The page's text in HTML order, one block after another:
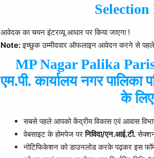
Selection
आवेदक का चयन इंटरव्यू आधार पर किया जाएगा !
Note:इच्छुक उम्मीदवार ऑफलाइन आवेदन करने से
MP Nagar Palika
एम.पी. कार्यालय नगर पालिका
के
सबसे पहले आपको केंद्रीय विकास एवं आवास
वेबसाइट के होमपेज परनिविदा/एन.आई.टी.सेक्शन
नोटिफिकेशन को डाउनलोड करके पढ़कर इस